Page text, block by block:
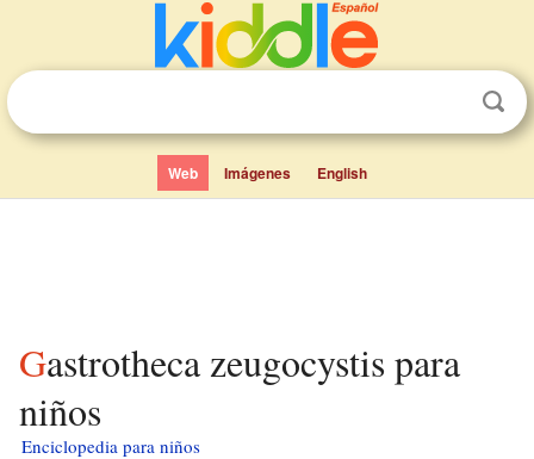
Web Imágenes English
Gastrotheca zeugocystis para
niños
Enciclopedia para niños